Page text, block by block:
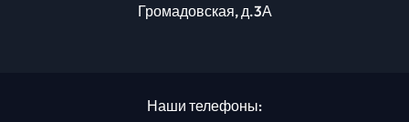
Громадовская, д.3А
Наши телефоны: